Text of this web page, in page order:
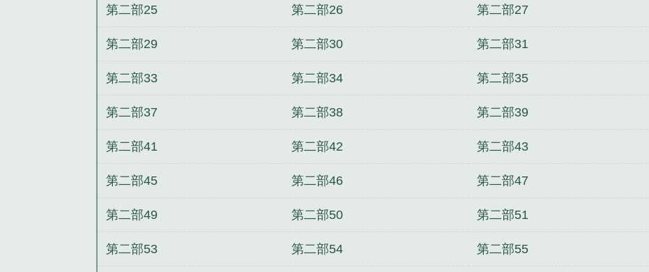
第二部25 第二部26 第二部27
第二部29 第二部30 第二部31
第二部33 第二部34 第二部35
第二部37 第二部38 第二部39
第二部41 第二部42 第二部43
第二部45 第二部46 第二部47
第二部49 第二部50 第二部51
第二部53 第二部54 第二部55